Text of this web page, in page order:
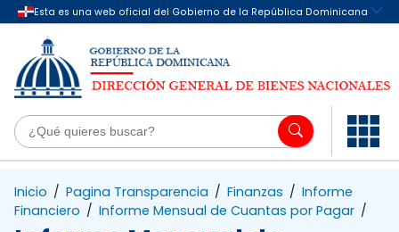
Saltar al contenido principal
Inicio / Pagina Transparencia / Finanzas / Informe
Financiero / Informe Mensual de Cuantas por Pagar /